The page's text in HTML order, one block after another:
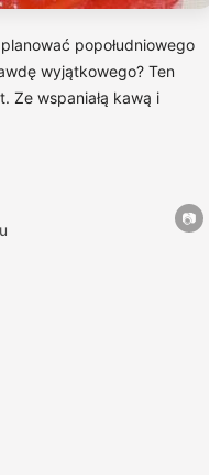
popołudniowego
wyjątkowego? Ten
Ze wspaniałą kawą i